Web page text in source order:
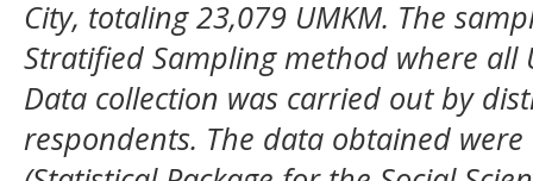
City, totaling 23,079 UMKM. The
Stratified Sampling method where all
Data collection was carried out by
respondents. The data obtained were